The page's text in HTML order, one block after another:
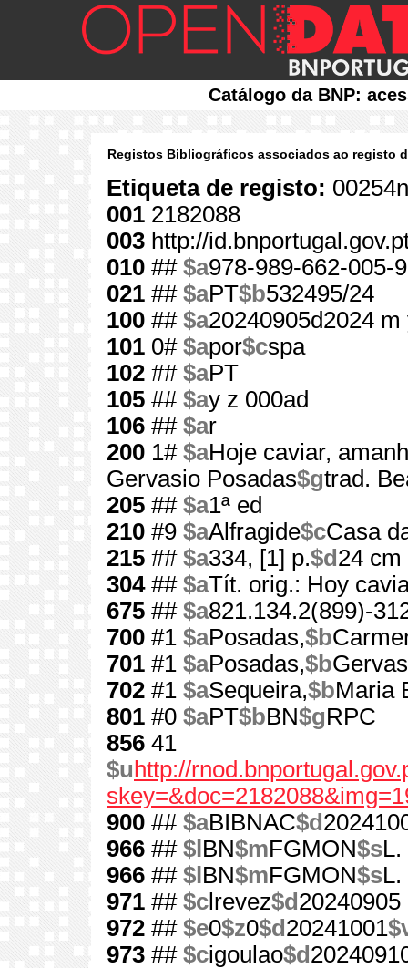
Catálogo da BNP:
Registos Bibliográficos associados ao registo
Etiqueta de registo:
001 2182088
003 http://
010 ## $a978-989-662-005-9
021 ## $aPT$b532495/24
100 ## $a20240905d2024
101 0# $apor$cspa
102 ## $aPT
105 ## $ay z 000ad
106 ## $ar
200 1# $aHoje caviar,
Gervasio Posadas$gtrad.
205 ## $a1ª ed
210 #9 $aAlfragide$cCasa
215 ## $a334, [1] p.$d 24 cm
304## $aTít. orig.: Hoy
675 ## $a821.134.2(899)-
700 #1 $aPosadas,$b
701 #1 $aPosadas,$b
702 #1 $aSequeira,$bMaria
801 #0 $aPT$bBN$gRPC
856 41
$u http://
900 ## $aBIBNAC$d
966 ## $l BN$mFGMON$sL.
966 ## $l BN$mFGMON$sL.
971 ## $c lrevez$d 20240905
972 ## $e0$z0$d 20241001
973 ## $cigoulao$d